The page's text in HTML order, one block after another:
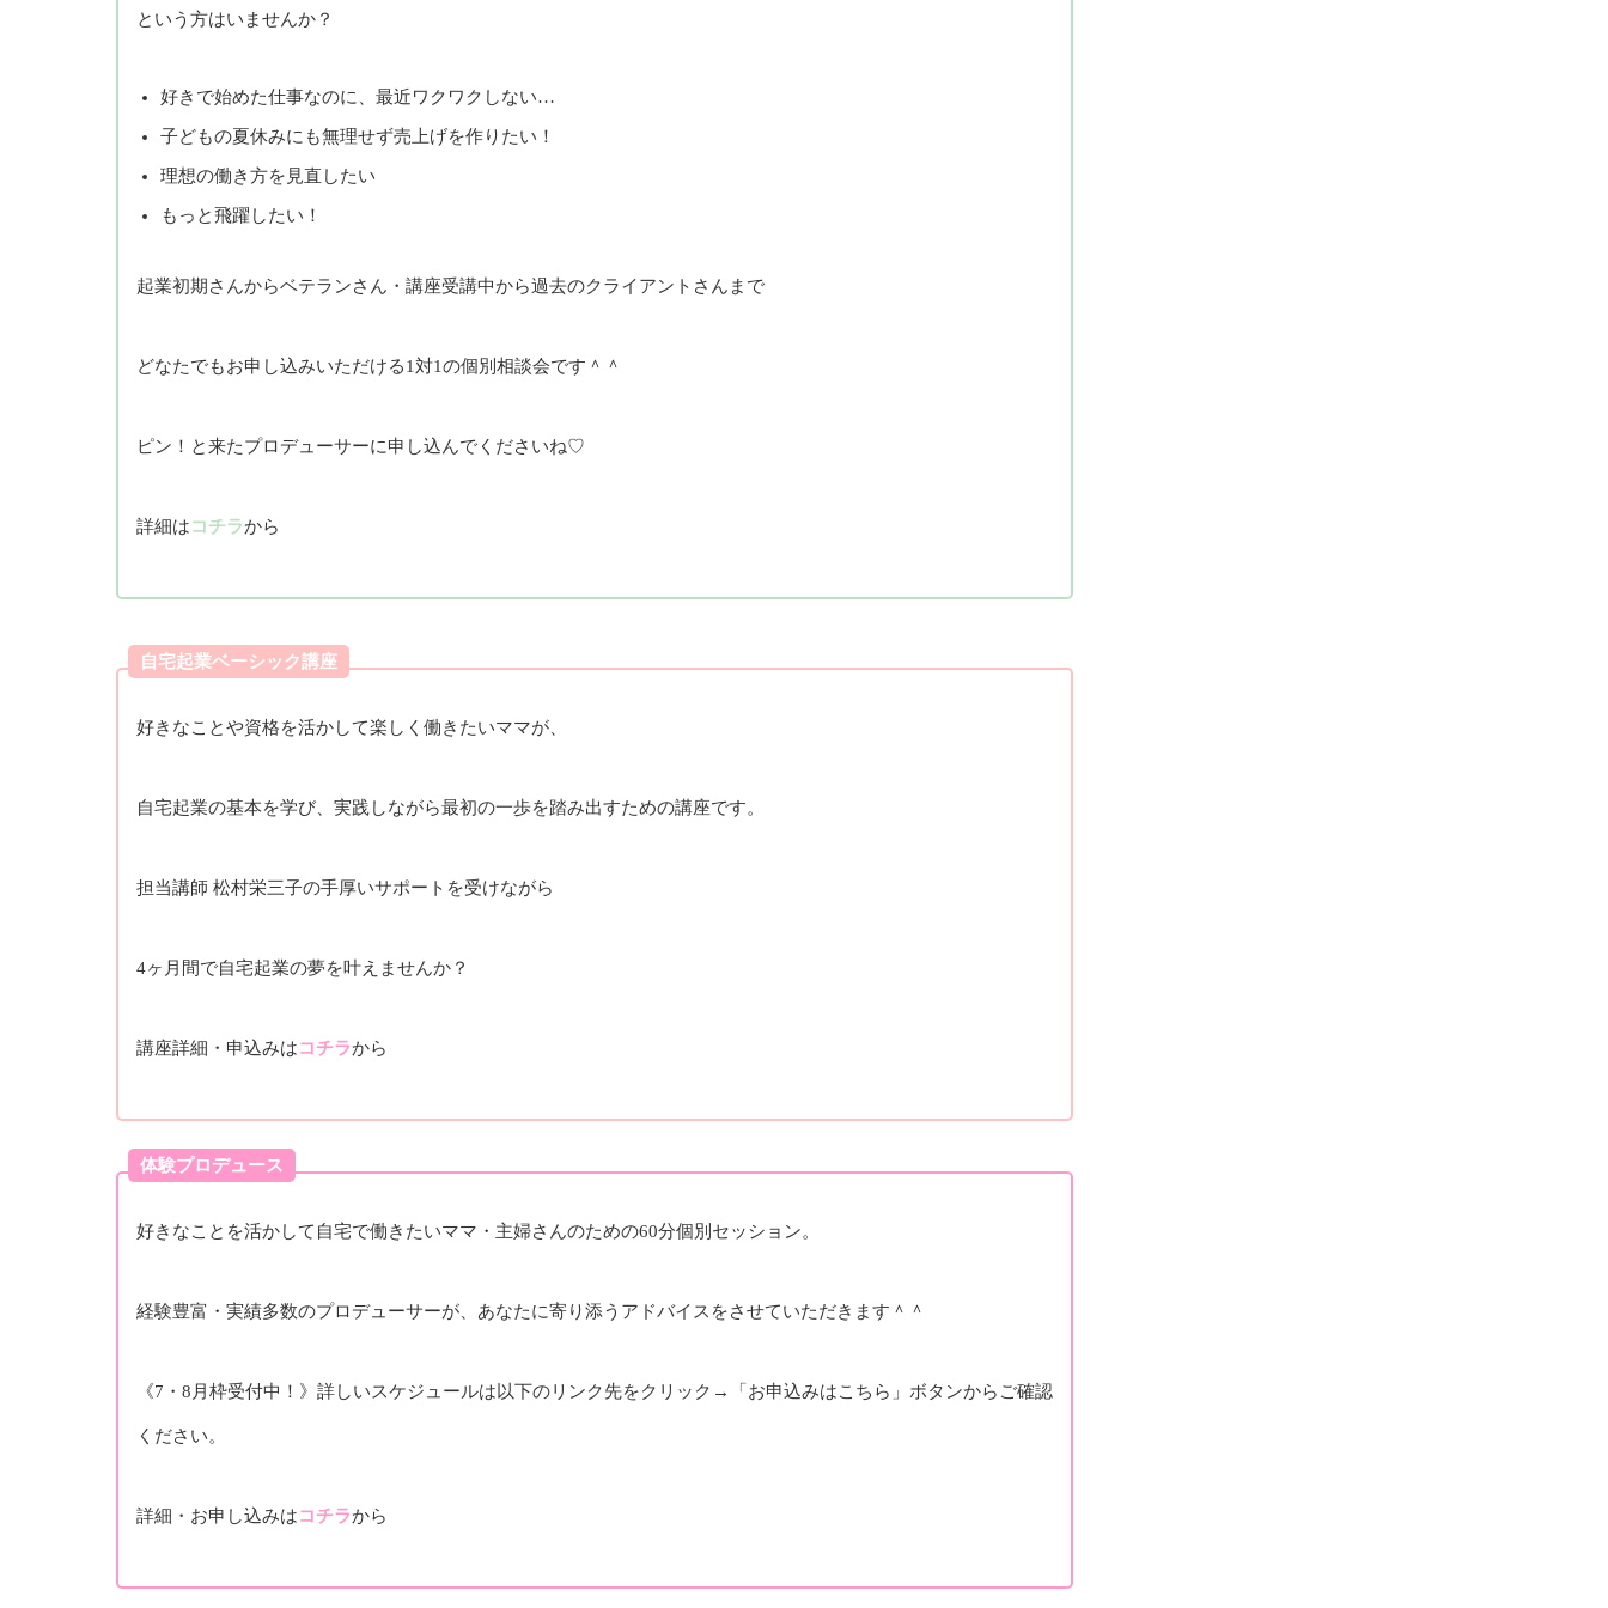
という方はいませんか？
好きで始めた仕事なのに、最近ワクワクしない…
子どもの夏休みにも無理せず売上げを作りたい！
理想の働き方を見直したい
もっと飛躍したい！
起業初期さんからベテランさん・講座受講中から過去のクライアントさんまで
どなたでもお申し込みいただける1対1の個別相談会です＾＾
ピン！と来たプロデューサーに申し込んでくださいね♡
詳細はコチラから
自宅起業ベーシック講座
好きなことや資格を活かして楽しく働きたいママが、
自宅起業の基本を学び、実践しながら最初の一歩を踏み出すための講座です。
担当講師 松村栄三子の手厚いサポートを受けながら
4ヶ月間で自宅起業の夢を叶えませんか？
講座詳細・申込みはコチラから
体験プロデュース
好きなことを活かして自宅で働きたいママ・主婦さんのための60分個別セッション。
経験豊富・実績多数のプロデューサーが、あなたに寄り添うアドバイスをさせていただきます＾＾
《7・8月枠受付中！》詳しいスケジュールは以下のリンク先をクリック→「お申込みはこちら」ボタンからご確認
ください。
詳細・お申し込みはコチラから